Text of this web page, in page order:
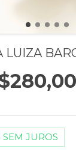
LUIZA
SEM JUROS